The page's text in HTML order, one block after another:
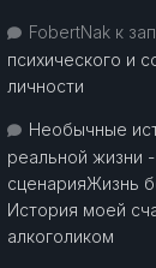
FobertNak к
психического и
личности
Необычные
реальной жизни
сценарияЖизнь
История моей
алкоголиком